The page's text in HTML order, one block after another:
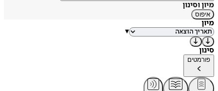
מיון וסינון
איפוס
מיון
▾
סינון
פורמטים